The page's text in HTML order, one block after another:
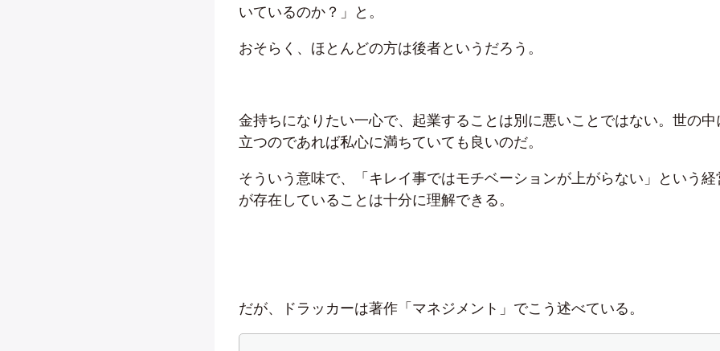
いているのか？」と。
おそらく、ほとんどの方は後者というだろう。
金持ちになりたい一心で、起業することは別に悪いことではない。世の中
立つのであれば私心に満ちていても良いのだ。
そういう意味で、「キレイ事ではモチベーションが上がらない」という経
が存在していることは十分に理解できる。
だが、ドラッカーは著作「マネジメント」でこう述べている。